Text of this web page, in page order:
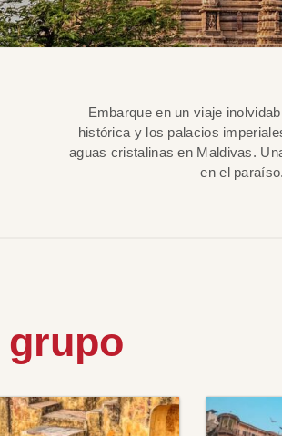
Embarque en un viaje
histórica y los palacios
aguas cristalinas en Maldivas.
en el
grupo